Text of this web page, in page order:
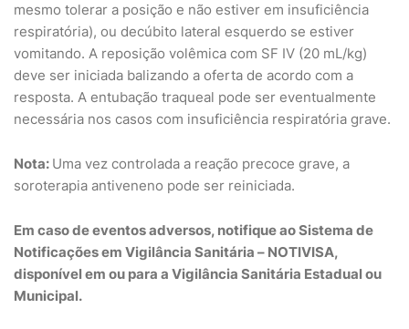
mesmo tolerar a posição e não estiver em insuficiência
respiratória), ou decúbito lateral esquerdo se estiver
vomitando. A reposição volêmica com SF IV (20 mL/kg)
deve ser iniciada balizando a oferta de acordo com a
resposta. A entubação traqueal pode ser eventualmente
necessária nos casos com insuficiência respiratória grave.
Nota: Uma vez controlada a reação precoce grave, a
soroterapia antiveneno pode ser reiniciada.
Em caso de eventos adversos, notifique ao Sistema de
Notificações em Vigilância Sanitária – NOTIVISA,
disponível em ou para a Vigilância Sanitária Estadual ou
Municipal.